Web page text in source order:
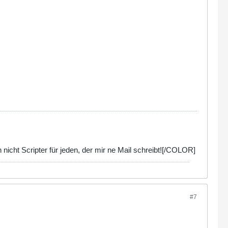
Scripter für jeden, der mir ne Mail schreibt![/COLOR]
#7